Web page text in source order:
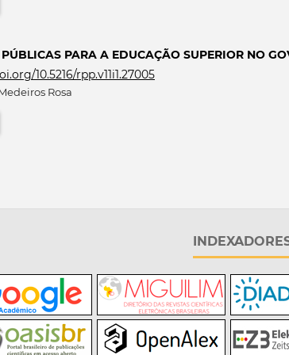
PARA A EDUCAÇÃO SUPERIOR NO
10.5216/rpp.v11i1.27005
Rosa